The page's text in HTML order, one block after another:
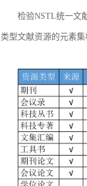
检验NSTL统一文
类型文献资源的元素